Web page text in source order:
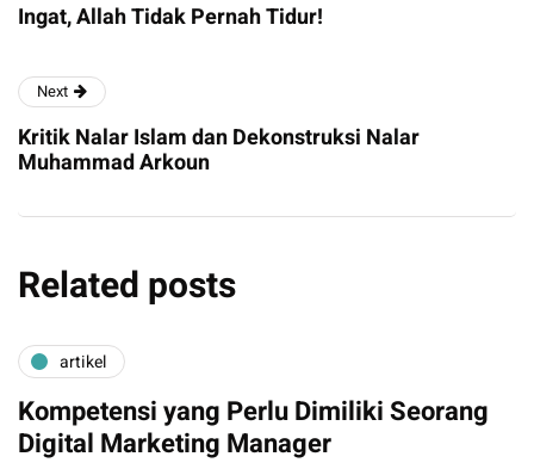
Ingat, Allah Tidak Pernah Tidur!
Next
Kritik Nalar Islam dan Dekonstruksi Nalar
Muhammad Arkoun
Related posts
artikel
Kompetensi yang Perlu Dimiliki Seorang
Digital Marketing Manager